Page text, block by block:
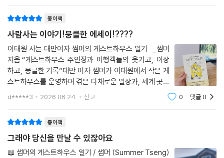
종이책
사람사는 이야기!뭉클한 에세이!????
이태원 사는 대만여자 썸머의 게스트하우스 일기 _썸머
지음.“게스트하우스 주인장과 여행객들의 웃기고, 이상
하고, 뭉클한 기록”대만 여자 썸머가 이태원에서 작은 게
스트하우스를 운영하며 겪은 다채로운 일상과, 세계 곳곳
에서 찾아온 여행자들의 기록을 담은 에세이.황당해서 웃
d*****3 2026.06.24. 신고 0 댓글0
종이책
그래야 당신을 만날 수 있잖아요
📖 썸머의 게스트하우스 일기 / 썸머 (Summer Tseng)